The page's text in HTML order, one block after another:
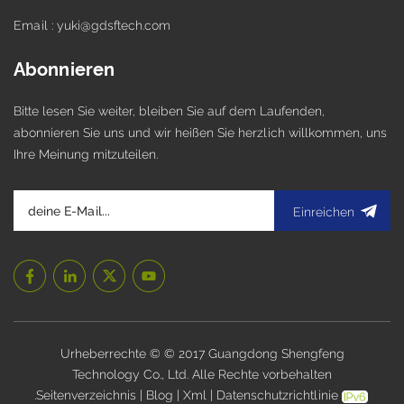
Email : yuki@gdsftech.com
Abonnieren
Bitte lesen Sie weiter, bleiben Sie auf dem Laufenden,
abonnieren Sie uns und wir heißen Sie herzlich willkommen, uns
Ihre Meinung mitzuteilen.
Einreichen
Urheberrechte © © 2017 Guangdong Shengfeng
Technology Co., Ltd. Alle Rechte vorbehalten
.Seitenverzeichnis Blog Xml| Datenschutzrichtlinie